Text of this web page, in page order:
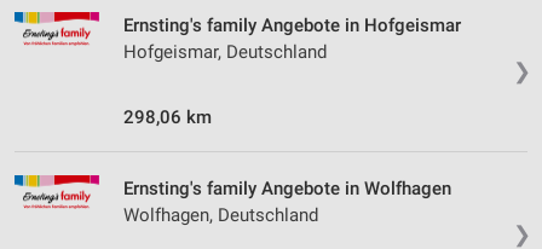
❯
Ernsting's family Angebote in Hofgeismar
Hofgeismar, Deutschland
298,06 km
❯
Ernsting's family Angebote in Wolfhagen
Wolfhagen, Deutschland